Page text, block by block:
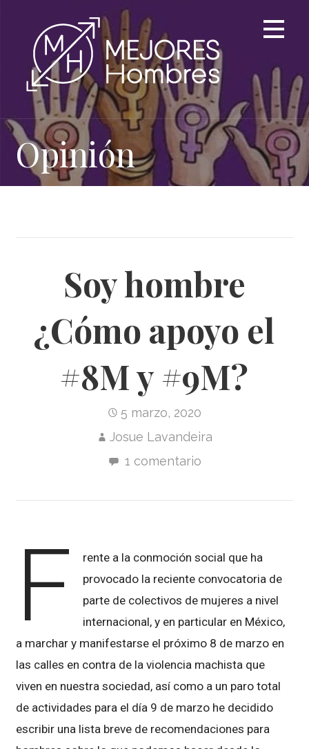
contenido
Opinión
Soy hombre
¿Cómo apoyo el
#8M y #9M?
5 marzo, 2020
Josue Lavandeira
1 comentario
F
rente a la conmoción social que ha
provocado la reciente convocatoria de
parte de colectivos de mujeres a nivel
internacional, y en particular en México,
a marchar y manifestarse el próximo 8 de marzo en
las calles en contra de la violencia machista que
viven en nuestra sociedad, así como a un paro total
de actividades para el día 9 de marzo he decidido
escribir una lista breve de recomendaciones para